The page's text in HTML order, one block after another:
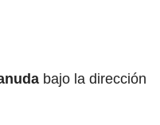
bajo la dirección